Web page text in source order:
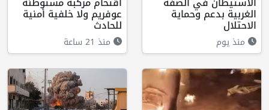
الغربية بدعم وحماية
الاحتلال
منذ يوم
عوفريم ولا خلفية أمنية
للحادث
منذ 21 ساعة